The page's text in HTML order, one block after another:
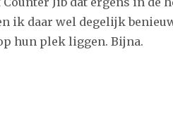
ik daar wel degelijk
hun plek liggen. Bijna.